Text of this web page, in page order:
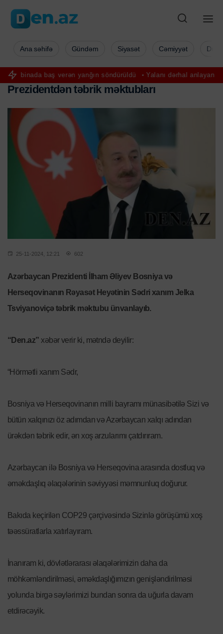
verən yanğın söndürüldü Yalanı dərhal anlayan 3 bürc –
Ana səhifə Gündəm Siyasət Cəmiyyət
Prezidentdən təbrik məktubları
25-11-2024, 12:21 602
Azərbaycan Prezidenti İlham Əliyev Bosniya və
Herseqovinanın Rəyasət Heyətinin Sədri xanım Jelka
Tsviyanoviçə təbrik məktubu ünvanlayıb.
“Den.az” xəbər verir ki, mətndə deyilir:
“Hörmətli xanım Sədr,
Bosniya və Herseqovinanın milli bayramı münasibətilə Sizi və
bütün xalqınızı öz adımdan və Azərbaycan xalqı adından
ürəkdən təbrik edir, ən xoş arzularımı çatdırıram.
Azərbaycan ilə Bosniya və Herseqovina arasında dostluq və
əməkdaşlıq əlaqələrinin səviyyəsi məmnunluq doğurur.
Bakıda keçirilən COP29 çərçivəsində Sizinlə görüşümü xoş
təəssüratlarla xatırlayıram.
İnanıram ki, dövlətlərarası əlaqələrimizin daha da
möhkəmləndirilməsi, əməkdaşlığımızın genişləndirilməsi
yolunda birgə səylərimizi bundan sonra da uğurla davam
etdirəcəyik.